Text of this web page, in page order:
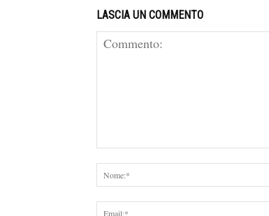
LASCIA UN COMMENTO